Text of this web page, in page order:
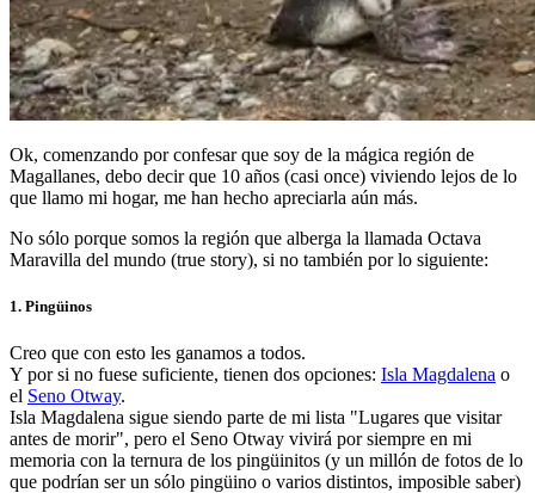
Ok, comenzando por confesar que soy de la mágica región de
Magallanes, debo decir que 10 años (casi once) viviendo lejos de lo
que llamo mi hogar, me han hecho apreciarla aún más.
No sólo porque somos la región que alberga la llamada Octava
Maravilla del mundo (true story), si no también por lo siguiente:
1. Pingüinos
Creo que con esto les ganamos a todos.
Y por si no fuese suficiente, tienen dos opciones: Isla Magdalena o
el Seno Otway.
Isla Magdalena sigue siendo parte de mi lista "Lugares que visitar
antes de morir", pero el Seno Otway vivirá por siempre en mi
memoria con la ternura de los pingüinitos (y un millón de fotos de lo
que podrían ser un sólo pingüino o varios distintos, imposible saber)